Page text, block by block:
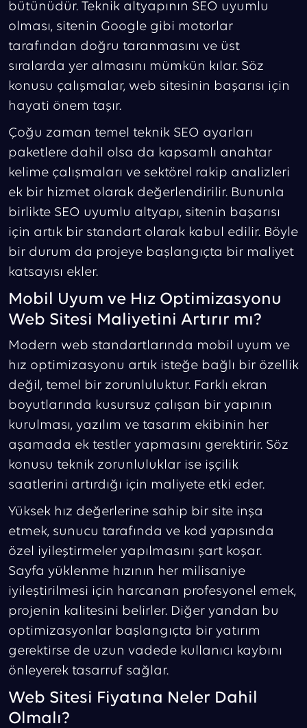
bütünüdür. Teknik altyapının SEO uyumlu
olması, sitenin Google gibi motorlar
tarafından doğru taranmasını ve üst
sıralarda yer almasını mümkün kılar. Söz
konusu çalışmalar, web sitesinin başarısı için
hayati önem taşır.
Çoğu zaman temel teknik SEO ayarları
paketlere dahil olsa da kapsamlı anahtar
kelime çalışmaları ve sektörel rakip analizleri
ek bir hizmet olarak değerlendirilir. Bununla
birlikte SEO uyumlu altyapı, sitenin başarısı
için artık bir standart olarak kabul edilir. Böyle
bir durum da projeye başlangıçta bir maliyet
katsayısı ekler.
Mobil Uyum ve Hız Optimizasyonu
Web Sitesi Maliyetini Artırır mı?
Modern web standartlarında mobil uyum ve
hız optimizasyonu artık isteğe bağlı bir özellik
değil, temel bir zorunluluktur. Farklı ekran
boyutlarında kusursuz çalışan bir yapının
kurulması, yazılım ve tasarım ekibinin her
aşamada ek testler yapmasını gerektirir. Söz
konusu teknik zorunluluklar ise işçilik
saatlerini artırdığı için maliyete etki eder.
Yüksek hız değerlerine sahip bir site inşa
etmek, sunucu tarafında ve kod yapısında
özel iyileştirmeler yapılmasını şart koşar.
Sayfa yüklenme hızının her milisaniye
iyileştirilmesi için harcanan profesyonel emek,
projenin kalitesini belirler. Diğer yandan bu
optimizasyonlar başlangıçta bir yatırım
gerektirse de uzun vadede kullanıcı kaybını
önleyerek tasarruf sağlar.
Web Sitesi Fiyatına Neler Dahil
Olmalı?